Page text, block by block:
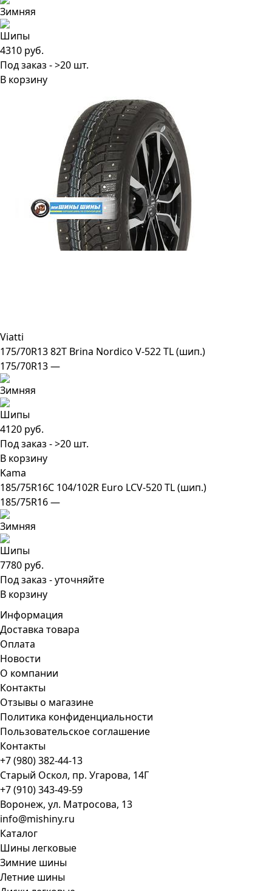
4310 руб.
Под заказ - >20 шт.
В корзину
Viatti
175/70R13 82T Brina Nordico V-522 TL (шип.)
175/70R13 —
4120 руб.
Под заказ - >20 шт.
В корзину
Kama
185/75R16C 104/102R Euro LCV-520 TL (шип.)
185/75R16 —
7780 руб.
Под заказ - уточняйте
В корзину
Информация
Доставка товара
Оплата
Новости
О компании
Контакты
Отзывы о магазине
Политика конфиденциальности
Пользовательское соглашение
Контакты
+7 (980) 382-44-13
Старый Оскол, пр. Угарова, 14Г
+7 (910) 343-49-59
Воронеж, ул. Матросова, 13
info@mishiny.ru
Каталог
Шины легковые
Зимние шины
Летние шины